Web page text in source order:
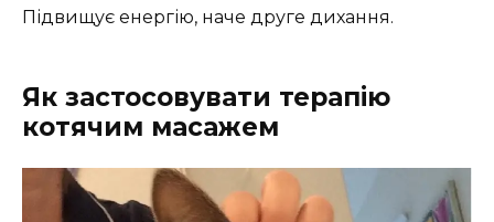
Підвищує енергію, наче друге дихання.
Як застосовувати терапію
котячим масажем